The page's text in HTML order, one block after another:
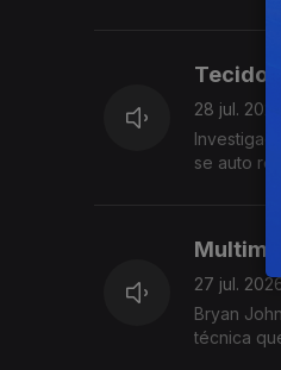
Tecido
28 jul. 2026
se auto
27 jul.
Bryan
técnica